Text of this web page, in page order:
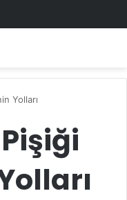
Nelerdir?
Yolları